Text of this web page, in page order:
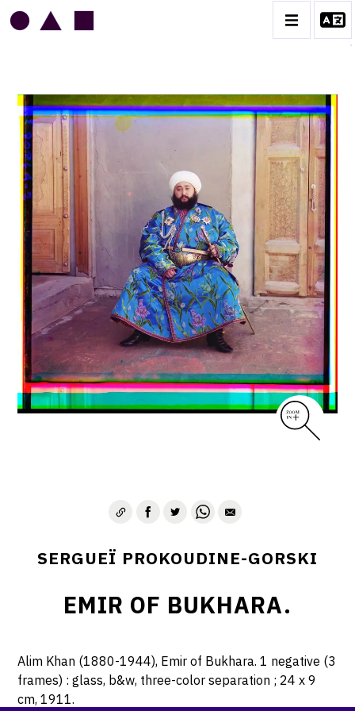
SERGUEÏ PROKOUDINE-GORSKI
CATALOGUE DES OEUVRES
CONTACT
SERGUEÏ PROKOUDINE-GORSKI
EMIR OF BUKHARA.
Alim Khan (1880-1944), Emir of Bukhara. 1 negative (3
frames) : glass, b&w, three-color separation ; 24 x 9
cm, 1911.